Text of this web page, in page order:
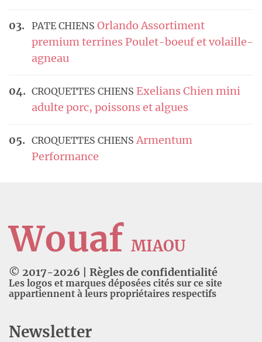
PATE CHIENS Orlando Assortiment
premium terrines Poulet-boeuf et volaille-
agneau
CROQUETTES CHIENS Exelians Chien mini
adulte porc, poissons et algues
CROQUETTES CHIENSArmentum
Performance
Wouaf MIAOU
© 2017-2026 Règles de confidentialité
Les logos et marques déposées cités sur ce site
appartiennent à leurs propriétaires respectifs
Newsletter